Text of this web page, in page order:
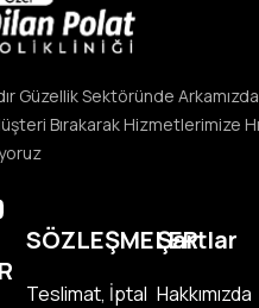
Güzellik Sektöründe
Bırakarak Hizmetlerimize
SÖZLEŞMELER
Teslimat, İptal
Şartlar
Hakkımızda